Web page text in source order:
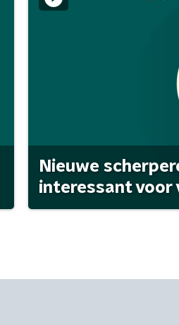
Nieuwe
interessant voor